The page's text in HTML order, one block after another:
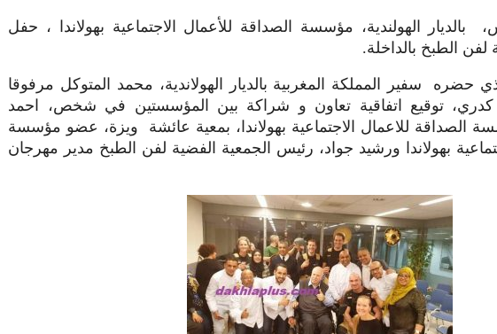
الهولندية، مؤسسة الصداقة للأعمال الاجتماعية بهولاندا ، حفل
لفن الطبخ بالداخلة.
حضره سفير المملكة المغربية بالديار الهولاندية، محمد المتوكل مرفوقا
كدري، توقيع اتفاقية تعاون و شراكة بين المؤسستين في شخص، احمد
الصداقة للاعمال الاجتماعية بهولاندا، بمعية عائشة ويزة، عضو مؤسسة
بهولاندا ورشيد جواد، رئيس الجمعية الفضية لفن الطبخ مدير مهرجان